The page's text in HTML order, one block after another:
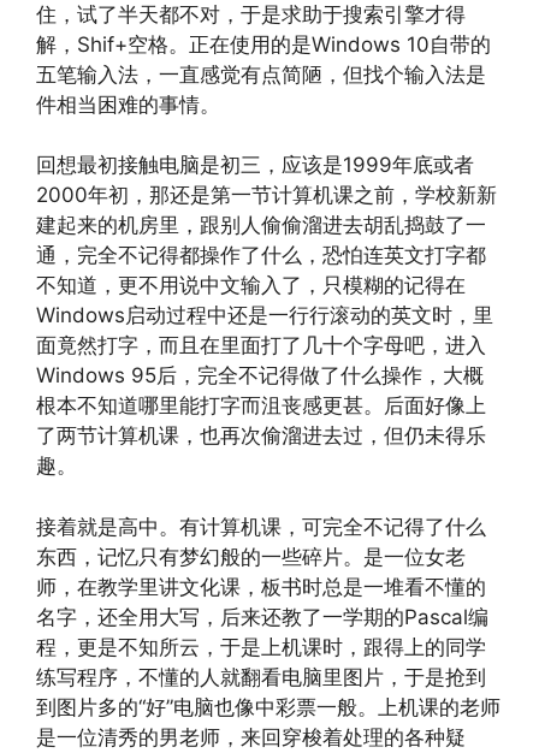
住，试了半天都不对，于是求助于搜索引擎才得
解，Shif+空格。正在使用的是Windows 10自带的
五笔输入法，一直感觉有点简陋，但找个输入法是
件相当困难的事情。
回想最初接触电脑是初三，应该是1999年底或者
2000年初，那还是第一节计算机课之前，学校新新
建起来的机房里，跟别人偷偷溜进去胡乱捣鼓了一
通，完全不记得都操作了什么，恐怕连英文打字都
不知道，更不用说中文输入了，只模糊的记得在
Windows启动过程中还是一行行滚动的英文时，里
面竟然打字，而且在里面打了几十个字母吧，进入
Windows 95后，完全不记得做了什么操作，大概
根本不知道哪里能打字而沮丧感更甚。后面好像上
了两节计算机课，也再次偷溜进去过，但仍未得乐
趣。
接着就是高中。有计算机课，可完全不记得了什么
东西，记忆只有梦幻般的一些碎片。是一位女老
师，在教学里讲文化课，板书时总是一堆看不懂的
名字，还全用大写，后来还教了一学期的Pascal编
程，更是不知所云，于是上机课时，跟得上的同学
练写程序，不懂的人就翻看电脑里图片，于是抢到
到图片多的“好”电脑也像中彩票一般。上机课的老师
是一位清秀的男老师，来回穿梭着处理的各种疑